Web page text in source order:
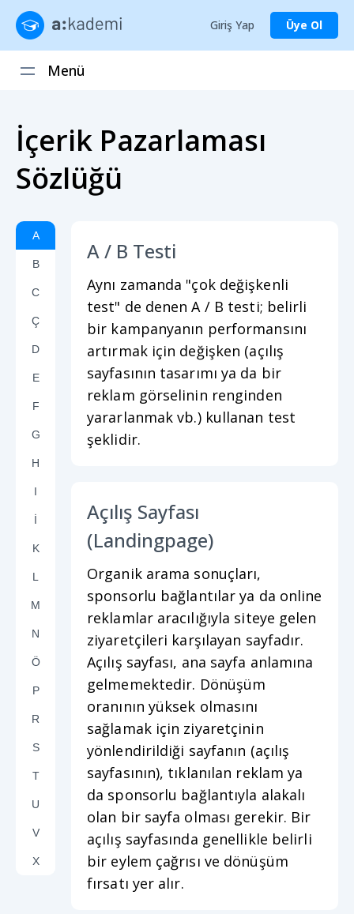
Giriş Yap Üye Ol
Menü
İçerik Pazarlaması
Sözlüğü
A
B
C
Ç
D
E
F
G
H
I
İ
K
L
M
N
Ö
P
R
S
T
U
V
X
A / B Testi
Aynı zamanda "çok değişkenli
test" de denen A / B testi; belirli
bir kampanyanın performansını
artırmak için değişken (açılış
sayfasının tasarımı ya da bir
reklam görselinin renginden
yararlanmak vb.) kullanan test
şeklidir.
Açılış Sayfası
(Landingpage)
Organik arama sonuçları,
sponsorlu bağlantılar ya da online
reklamlar aracılığıyla siteye gelen
ziyaretçileri karşılayan sayfadır.
Açılış sayfası, ana sayfa anlamına
gelmemektedir. Dönüşüm
oranının yüksek olmasını
sağlamak için ziyaretçinin
yönlendirildiği sayfanın (açılış
sayfasının), tıklanılan reklam ya
da sponsorlu bağlantıyla alakalı
olan bir sayfa olması gerekir. Bir
açılış sayfasında genellikle belirli
bir eylem çağrısı ve dönüşüm
fırsatı yer alır.